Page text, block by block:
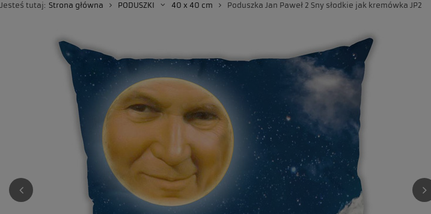
Jesteś tutaj: Strona główna PODUSZKI 40 x 40 cm Poduszka Jan Paweł 2 Sny słodkie jak kremówka JP2